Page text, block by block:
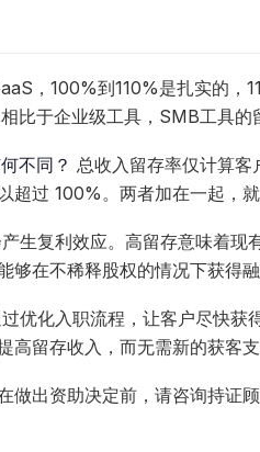
，100%到110%是扎实的，
比于企业级工具，SMB工具的
不同？ 总收入留存率仅计算
超过 100%。两者加在一起，
生复利效应。高留存意味着现
在不稀释股权的情况下获得融
优化入职流程，让客户尽快获
留存收入，而无需新的获客支
出资助决定前，请咨询持证顾